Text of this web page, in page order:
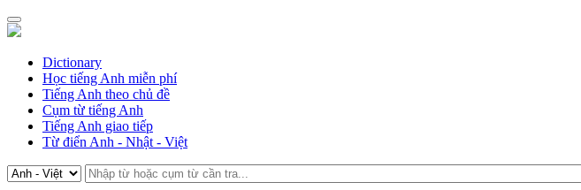
Dictionary
Học tiếng Anh miễn phí
Tiếng Anh theo chủ đề
Cụm từ tiếng Anh
Tiếng Anh giao tiếp
Từ điển Anh - Nhật - Việt